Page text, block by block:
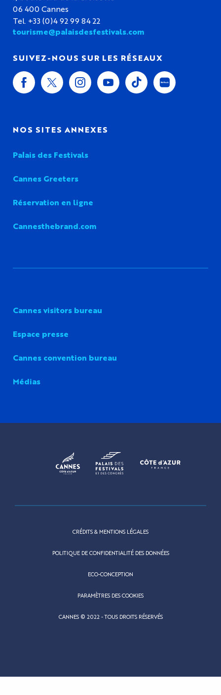
06 400 Cannes
Tel. +33 (0)4 92 99 84 22
tourisme@palaisdesfestivals.com
SUIVEZ-NOUS SUR LES RÉSEAUX
NOS SITES ANNEXES
Palais des Festivals
Cannes Greeters
Réservation en ligne
Cannesthebrand.com
Cannes visitors bureau
Espace presse
Cannes convention bureau
Médias
CRÉDITS & MENTIONS LÉGALES
POLITIQUE DE CONFIDENTIALITÉ DES DONNÉES
ECO-CONCEPTION
PARAMÈTRES DES COOKIES
CANNES © 2022 - TOUS DROITS RÉSERVÉS